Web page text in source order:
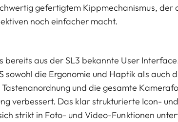
gefertigtem Kippmechanismus, der
noch einfacher macht.
bereits aus der SL3 bekannte User
sowohl die Ergonomie und Haptik als auch
und die gesamte
verbessert. Das klar strukturierte Icon-
strikt in Foto- und Video-Funktionen